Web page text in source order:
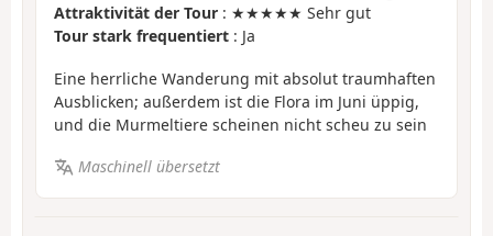
Attraktivität der Tour : ★★★★★ Sehr gut
Tour stark frequentiert : Ja
Eine herrliche Wanderung mit absolut traumhaften
Ausblicken; außerdem ist die Flora im Juni üppig,
und die Murmeltiere scheinen nicht scheu zu sein
Maschinell übersetzt